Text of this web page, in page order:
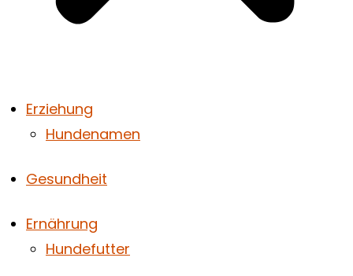
Erziehung
Hundenamen
Gesundheit
Ernährung
Hundefutter